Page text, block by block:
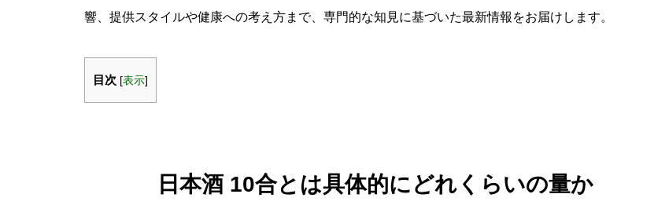
響、提供スタイルや健康への考え方まで、専門的な知見に基づいた最新情報をお届けします。
目次 [表示]
日本酒 10合とは具体的にどれくらいの量か